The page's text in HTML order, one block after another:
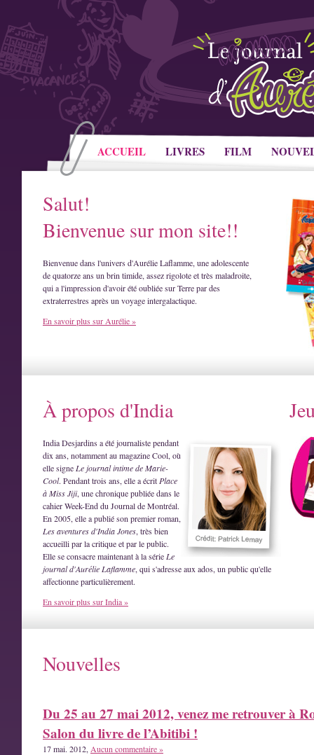
ACCUEIL LIVRES FILM
Salut!
Bienvenue sur mon site!!
Bienvenue dans l'univers d'Aurélie Laflamme, une adolescente
de quatorze ans un brin timide, assez rigolote et très maladroite,
qui a l'impression d'avoir été oubliée sur Terre par des
extraterrestres après un voyage intergalactique.
En savoir plus sur Aurélie »
À propos d'India
India Desjardins a été journaliste pendant
dix ans, notamment au magazine Cool, où
elle signe Le journal intime de Marie-
Cool. Pendant trois ans, elle a écrit Place
à Miss Jiji, une chronique publiée dans le
cahier Week-End du Journal de Montréal.
En 2005, elle a publié son premier roman,
Les aventures d'India Jones, très bien
accueilli par la critique et par le public.
Elle se consacre maintenant à la série Le
journal d'Aurélie Laflamme, qui s'adresse aux ados, un public qu'elle
affectionne particulièrement.
En savoir plus sur India »
Nouvelles
Du 25 au 27 mai 2012, venez me retrouver à
Salon du livre de l’Abitibi !
17 mai. 2012, Aucun commentaire »